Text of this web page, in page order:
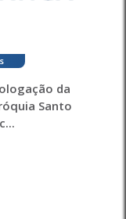
da
Santo